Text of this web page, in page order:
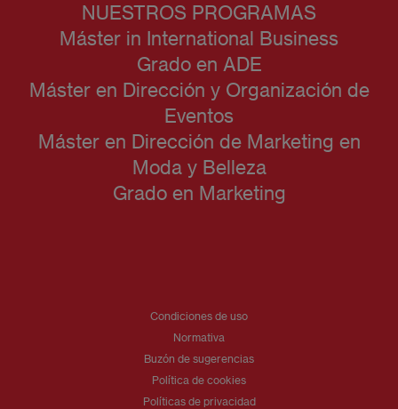
NUESTROS PROGRAMAS
Máster in International Business
Grado en ADE
Máster en Dirección y Organización de
Eventos
Máster en Dirección de Marketing en
Moda y Belleza
Grado en Marketing
Condiciones de uso
Normativa
Buzón de sugerencias
Política de cookies
Políticas de privacidad